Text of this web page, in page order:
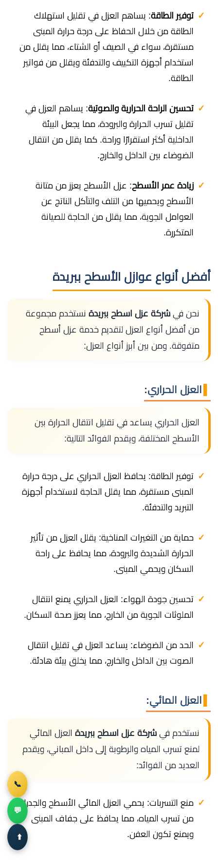
توفير الطاقة: يساهم العزل في تقليل استهلاك
الطاقة من خلال الحفاظ على درجة حرارة المبنى
مستقرة، سواء في الصيف أو الشتاء، مما يقلل من
استخدام أجهزة التكييف والتدفئة ويقلل من فواتير
الطاقة.
تحسين الراحة الحرارية والصوتية: يساهم العزل في
تقليل تسرب الحرارة والبرودة، مما يجعل البيئة
الداخلية أكثر استقرارًا وراحة. كما يقلل من انتقال
الضوضاء بين الداخل والخارج.
زيادة عمر الأسطح: عزل الأسطح يعزز من متانة
الأسطح ويحميها من التلف والتآكل الناتج عن
العوامل الجوية، مما يقلل من الحاجة للصيانة
المتكررة.
أفضل أنواع عوازل الأسطح ببريدة
نحن في شركة عزل اسطح ببريدة نستخدم مجموعة
من أفضل أنواع العزل لتقديم خدمة عزل أسطح
متفوقة. ومن بين أبرز أنواع العزل:
العزل الحراري:
العزل الحراري يساعد في تقليل انتقال الحرارة بين
الأسطح المختلفة، ويقدم الفوائد التالية:
توفير الطاقة: يحافظ العزل الحراري على درجة حرارة
المبنى مستقرة، مما يقلل الحاجة لاستخدام أجهزة
التبريد والتدفئة.
حماية من التغيرات المناخية: يقلل العزل من تأثير
الحرارة الشديدة والبرودة، مما يحافظ على راحة
السكان ويحمي المبنى.
تحسين جودة الهواء: العزل الحراري يمنع انتقال
الملوثات الجوية من الخارج، مما يعزز صحة السكان.
الحد من الضوضاء: يساعد العزل في تقليل انتقال
الصوت بين الداخل والخارج، مما يخلق بيئة هادئة.
العزل المائي:
نستخدم في شركة عزل اسطح ببريدة العزل المائي
لمنع تسرب المياه والرطوبة إلى داخل المباني، ويقدم
العديد من الفوائد:
منع التسربات: يحمي العزل المائي الأسطح والجدران
من تسرب المياه، مما يحافظ على جفاف المبنى
ويمنع تكون العفن.
📞
💬
⬆️